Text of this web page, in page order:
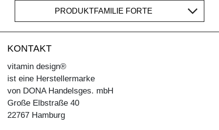
PRODUKTFAMILIE FORTE
KONTAKT
vitamin design®
ist eine Herstellermarke
von DONA Handelsges. mbH
Große Elbstraße 40
22767 Hamburg